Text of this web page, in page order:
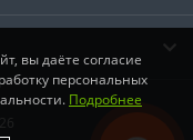
вы даёте согласие
персональных
Подробнее